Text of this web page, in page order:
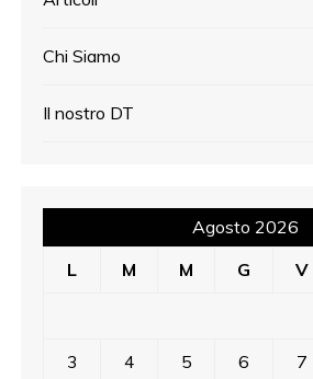
Chi Siamo
Il nostro DT
Agosto 2026
L
M M G V
3 4 5 6 7